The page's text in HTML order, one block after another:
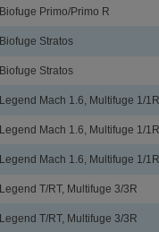
Biofuge Primo/Primo R
Biofuge Stratos
Biofuge Stratos
Legend Mach 1.6, Multifuge 1/1R
Legend Mach 1.6, Multifuge 1/1R
Legend Mach 1.6, Multifuge 1/1R
Legend T/RT, Multifuge 3/3R
Legend T/RT, Multifuge 3/3R